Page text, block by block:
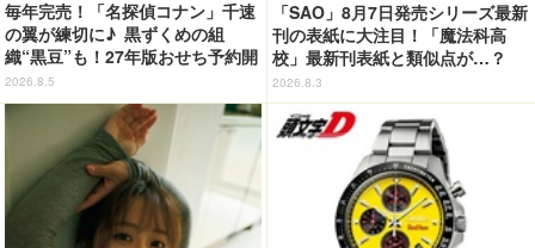
毎年完売！「名探偵コナン」千速
の翼が練切に♪ 黒ずくめの組
織“黒豆”も！27年版おせち予約開
始
2026.8.5
「SAO」8月7日発売シリーズ最新
刊の表紙に大注目！「魔法科高
校」最新刊表紙と類似点が…？
2026.8.3